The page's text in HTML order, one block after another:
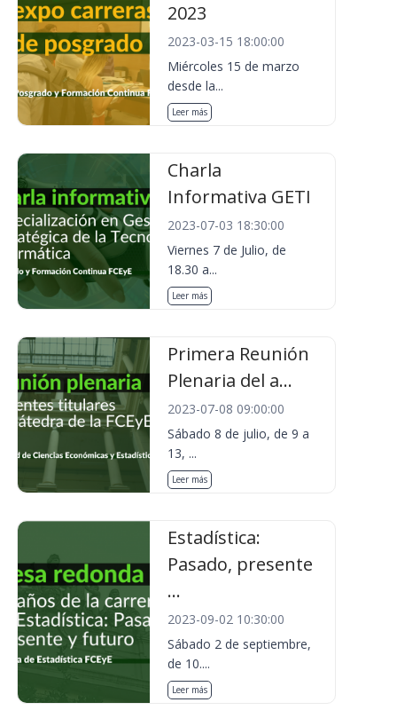
2023
2023-03-15 18:00:00
Miércoles 15 de marzo
desde la...
Leer más
Charla
Informativa GETI
2023-07-03 18:30:00
Viernes 7 de Julio, de
18.30 a...
Leer más
Primera Reunión
Plenaria del a...
2023-07-08 09:00:00
Sábado 8 de julio, de 9 a
13, ...
Leer más
Estadística:
Pasado, presente
...
2023-09-02 10:30:00
Sábado 2 de septiembre,
de 10....
Leer más